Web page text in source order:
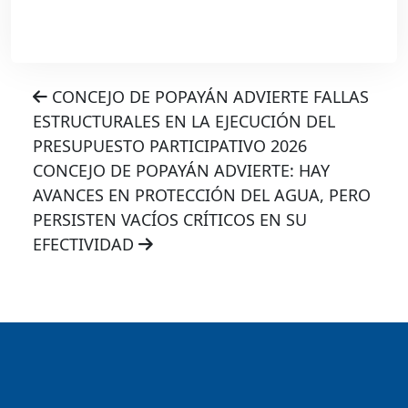
CONCEJO DE POPAYÁN ADVIERTE FALLAS
ESTRUCTURALES EN LA EJECUCIÓN DEL
PRESUPUESTO PARTICIPATIVO 2026
CONCEJO DE POPAYÁN ADVIERTE: HAY
AVANCES EN PROTECCIÓN DEL AGUA, PERO
PERSISTEN VACÍOS CRÍTICOS EN SU
EFECTIVIDAD